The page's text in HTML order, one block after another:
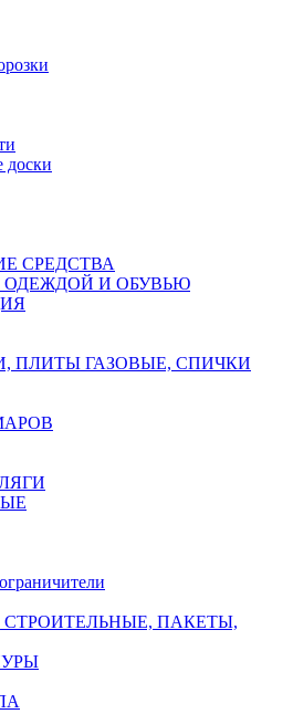
доски
СРЕДСТВА
ОДЕЖДОЙ И ОБУВЬЮ
ПЛИТЫ ГАЗОВЫЕ, СПИЧКИ
ПАКЕТЫ,